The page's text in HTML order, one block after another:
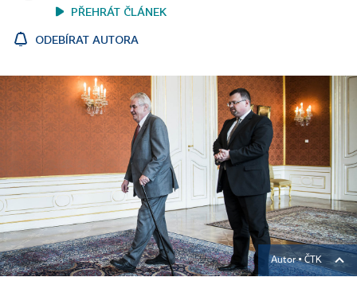
PŘEHRÁT ČLÁNEK
ODEBÍRAT AUTORA
Autor ▪ČTK